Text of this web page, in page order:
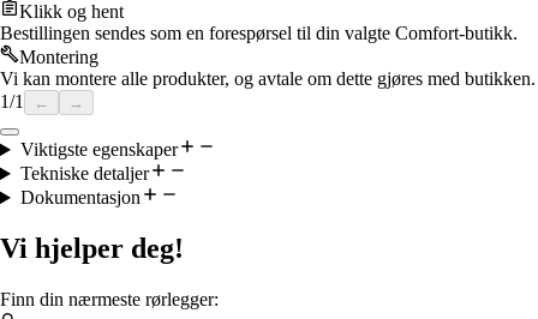
Klikk og hent
Bestillingen sendes som en forespørsel til din valgte Comfort-butikk.
Montering
Vi kan montere alle produkter, og avtale om dette gjøres med butikken.
1/1 ← →
Viktigste egenskaper
Tekniske detaljer
Dokumentasjon
Vi hjelper deg!
Finn din nærmeste rørlegger: